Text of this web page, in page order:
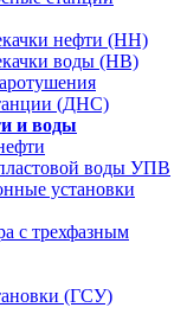
нефти (НН)
воды (НВ)
(ДНС)
и воды
воды УПВ
установки
с трехфазным
(ГСУ)